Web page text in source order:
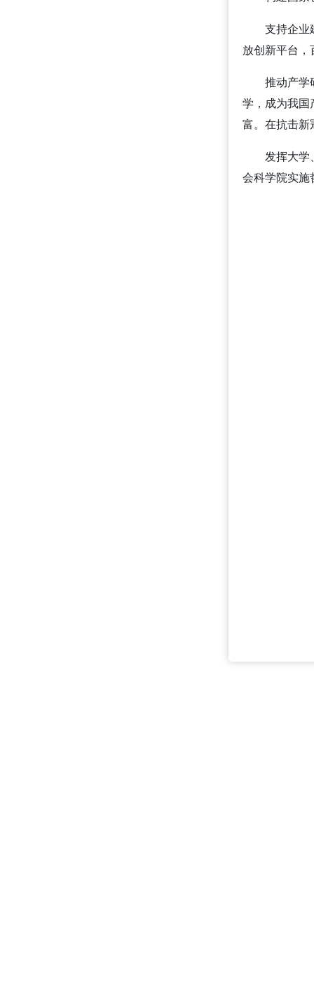
支持企业
放创新平台，
推动产学
学，成为我国
富。在抗击新
发挥大学
会科学院实施